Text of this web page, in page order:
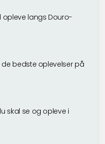
opleve langs Douro-
de bedste oplevelser på
skal se og opleve i